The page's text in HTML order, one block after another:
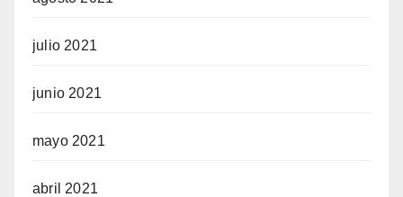
julio 2021
junio 2021
mayo 2021
abril 2021